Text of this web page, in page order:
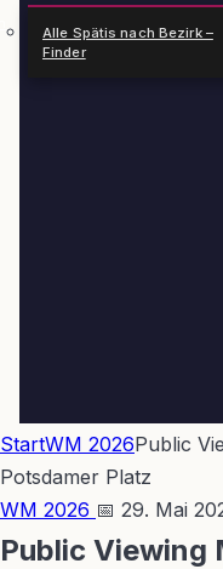
Alle Spätis nach Bezirk –
Finder
StartWM 2026Public
Potsdamer Platz
WM 2026 📅 29. Mai
Public Viewing